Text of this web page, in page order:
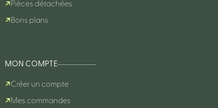
Pièces détachées
Bons plans
MON COMPTE
Créer un compte
Mes commandes